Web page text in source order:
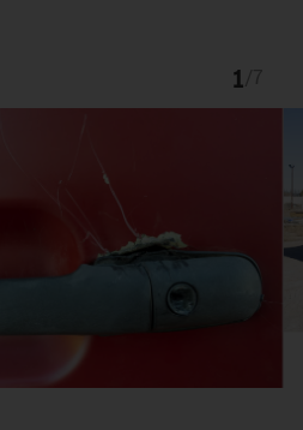
1